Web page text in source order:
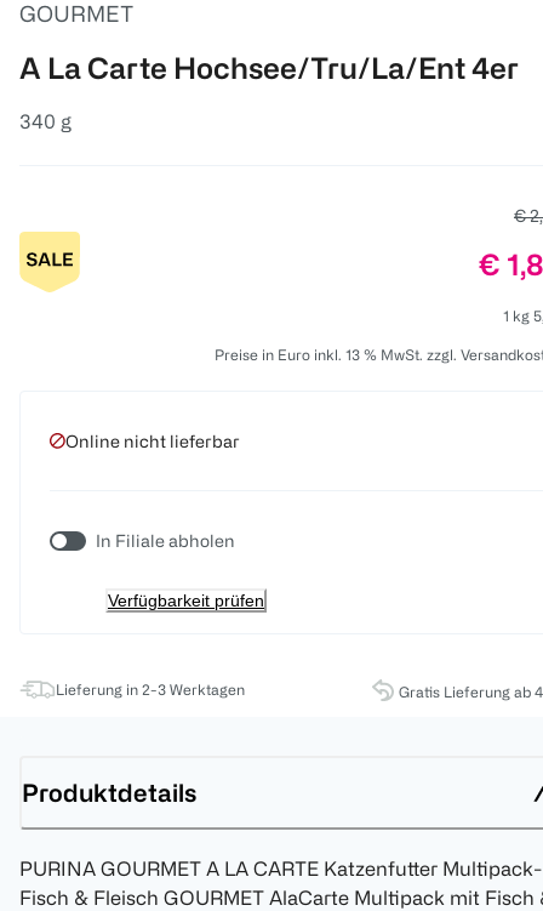
GOURMET
A La Carte Hochsee/Tru/La/Ent 4er
340 g
€
€
1 kg
Preise in Euro inkl. 13 % MwSt. zzgl.
Online nicht lieferbar
In Filiale abholen
Verfügbarkeit prüfen
Lieferung in 2-3 Werktagen Gratis Lieferung ab
Produktdetails
PURINA GOURMET A LA CARTE Katzenfutter Multipack-
Fisch & Fleisch GOURMET AlaCarte Multipack mit Fisch